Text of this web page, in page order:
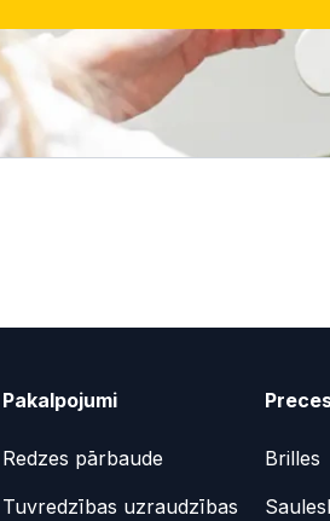
Pakalpojumi
Redzes pārbaude
Tuvredzības uzraudzības
Brilles